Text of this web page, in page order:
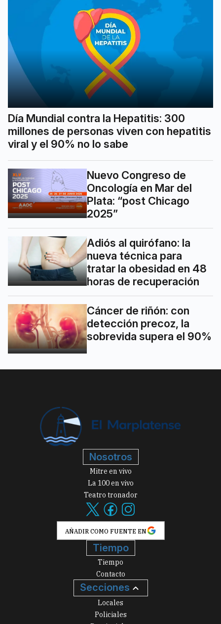
Día Mundial contra la Hepatitis: 300
millones de personas viven con hepatitis
viral y el 90% no lo sabe
Nuevo Congreso de
Oncología en Mar del
Plata: “post Chicago
2025”
Adiós al quirófano: la
nueva técnica para
tratar la obesidad en 48
horas de recuperación
Cáncer de riñón: con
detección precoz, la
sobrevida supera el 90%
Nosotros
Mitre en vivo
La 100 en vivo
Teatro tronador
AÑADIR COMO FUENTE EN
Tiempo
Tiempo
Contacto
Secciones
Locales
Policiales